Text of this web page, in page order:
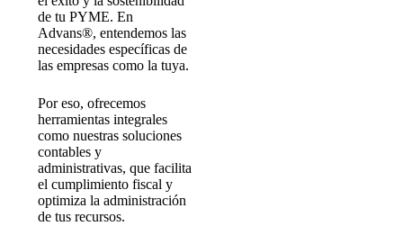
de tu PYME. En
Advans®, entendemos las
necesidades específicas de
las empresas como la tuya.
Por eso, ofrecemos
herramientas integrales
como nuestras soluciones
contables y
administrativas, que facilita
el cumplimiento fiscal y
optimiza la administración
de tus recursos.